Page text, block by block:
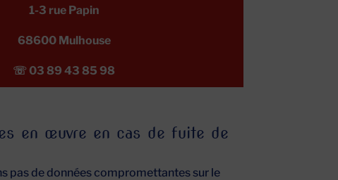
1-3 rue Papin
68600 Mulhouse
☏ 03 89 43 85 98
en œuvre en cas de fuite de
pas de données compromettantes sur le